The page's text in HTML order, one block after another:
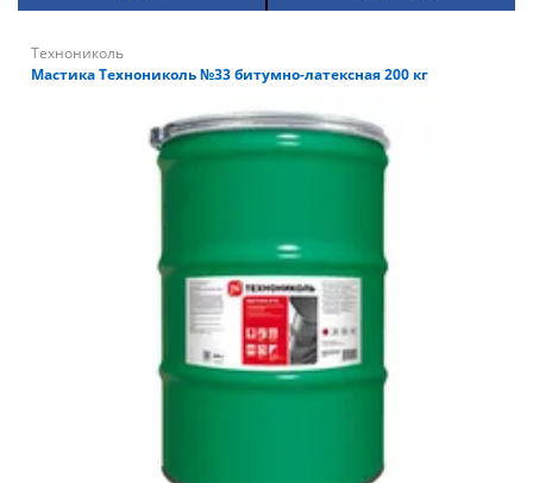
Технониколь
Мастика Технониколь №33 битумно-латексная 200 кг